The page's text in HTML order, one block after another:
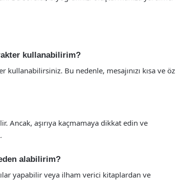
kullanabilirim?
Bu nedenle, mesajınızı kısa ve öz
Ancak, aşırıya kaçmamaya dikkat edin ve
alabilirim?
yapabilir veya ilham verici kitaplardan ve